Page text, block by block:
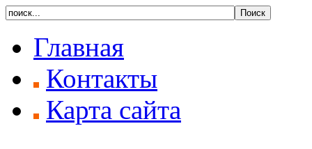
Главная
Контакты
Карта сайта